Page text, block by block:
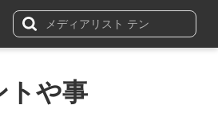
トや事